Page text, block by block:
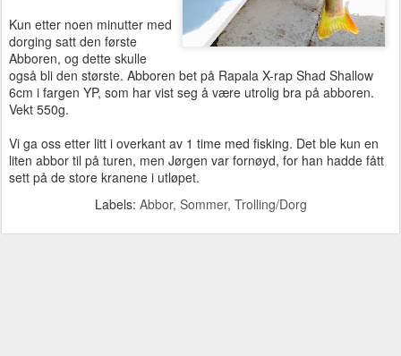
Kun etter noen minutter med
dorging satt den første
Abboren, og dette skulle
også bli den største. Abboren bet på Rapala X-rap Shad Shallow
6cm i fargen YP, som har vist seg å være utrolig bra på abboren.
Vekt 550g.
Vi ga oss etter litt i overkant av 1 time med fisking. Det ble kun en
liten abbor til på turen, men Jørgen var fornøyd, for han hadde fått
sett på de store kranene i utløpet.
Labels: Abbor Sommer Trolling/Dorg